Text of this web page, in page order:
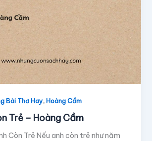
Bài Thơ Hay,Hoàng Cầm
Trẻ – Hoàng Cầm
Còn Trẻ Nếu anh còn trẻ như năm